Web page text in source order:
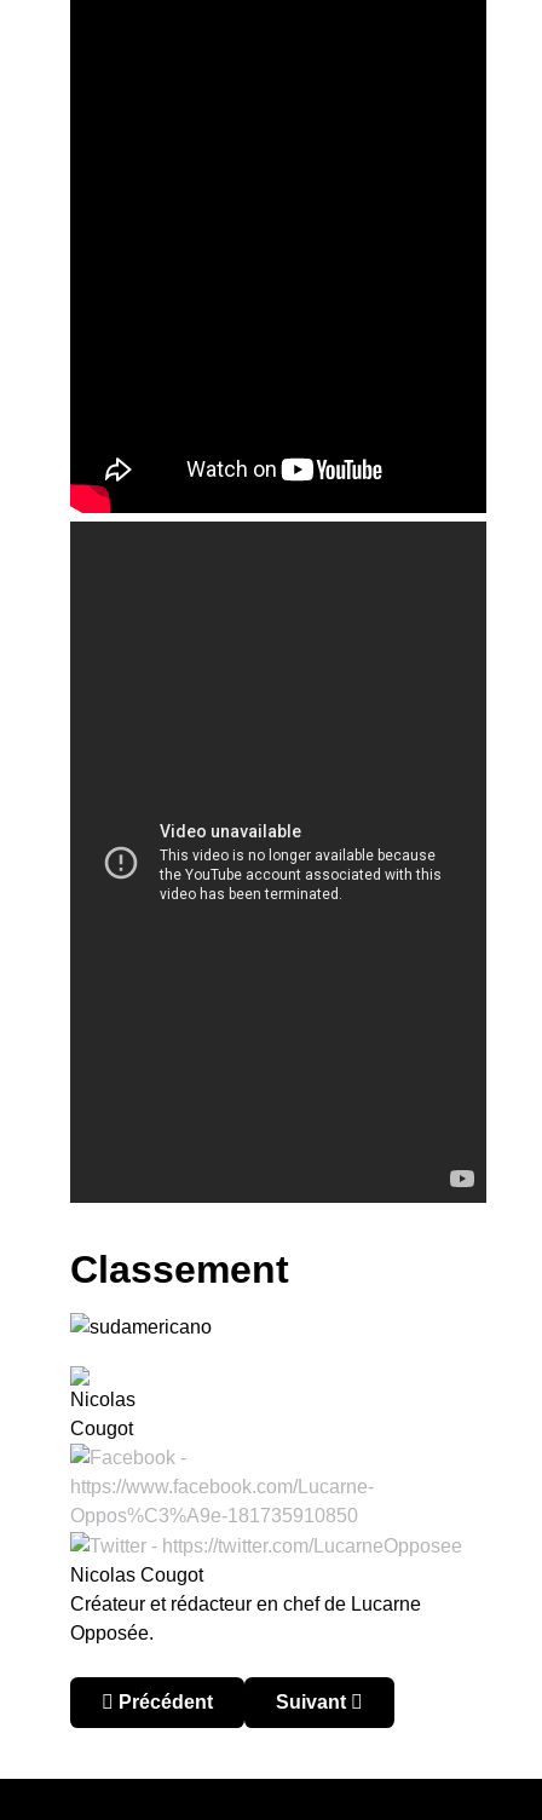
Classement
Nicolas Cougot
Créateur et rédacteur en chef de Lucarne
Opposée.
Article précédent : Sudamericano u20 2019 :
Précédent Article suivant :
Suivant